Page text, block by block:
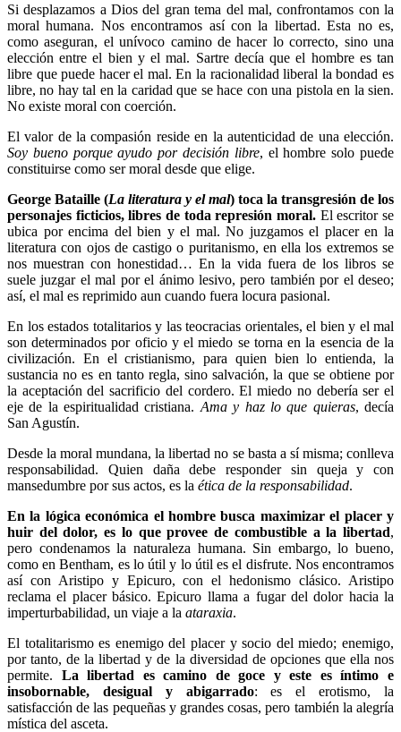
Si desplazamos a Dios del gran tema del mal, confrontamos con la
moral humana. Nos encontramos así con la libertad. Esta no es,
como aseguran, el unívoco camino de hacer lo correcto, sino una
elección entre el bien y el mal. Sartre decía que el hombre es tan
libre que puede hacer el mal. En la racionalidad liberal la bondad es
libre, no hay tal en la caridad que se hace con una pistola en la sien.
No existe moral con coerción.
El valor de la compasión reside en la autenticidad de una elección.
Soy bueno porque ayudo por decisión libre, el hombre solo puede
constituirse como ser moral desde que elige.
George Bataille (La literatura y el mal) toca la transgresión de los
personajes ficticios, libres de toda represión moral. El escritor se
ubica por encima del bien y el mal. No juzgamos el placer en la
literatura con ojos de castigo o puritanismo, en ella los extremos se
nos muestran con honestidad… En la vida fuera de los libros se
suele juzgar el mal por el ánimo lesivo, pero también por el deseo;
así, el mal es reprimido aun cuando fuera locura pasional.
En los estados totalitarios y las teocracias orientales, el bien y el mal
son determinados por oficio y el miedo se torna en la esencia de la
civilización. En el cristianismo, para quien bien lo entienda, la
sustancia no es en tanto regla, sino salvación, la que se obtiene por
la aceptación del sacrificio del cordero. El miedo no debería ser el
eje de la espiritualidad cristiana. Ama y haz lo que quieras, decía
San Agustín.
Desde la moral mundana, la libertad no se basta a sí misma; conlleva
responsabilidad. Quien daña debe responder sin queja y con
mansedumbre por sus actos, es la ética de la responsabilidad.
En la lógica económica el hombre busca maximizar el placer y
huir del dolor, es lo que provee de combustible a la libertad,
pero condenamos la naturaleza humana. Sin embargo, lo bueno,
como en Bentham, es lo útil y lo útil es el disfrute. Nos encontramos
así con Aristipo y Epicuro, con el hedonismo clásico. Aristipo
reclama el placer básico. Epicuro llama a fugar del dolor hacia la
imperturbabilidad, un viaje a la ataraxia.
El totalitarismo es enemigo del placer y socio del miedo; enemigo,
por tanto, de la libertad y de la diversidad de opciones que ella nos
permite. La libertad es camino de goce y este es íntimo e
insobornable, desigual y abigarrado: es el erotismo, la
satisfacción de las pequeñas y grandes cosas, pero también la alegría
mística del asceta.